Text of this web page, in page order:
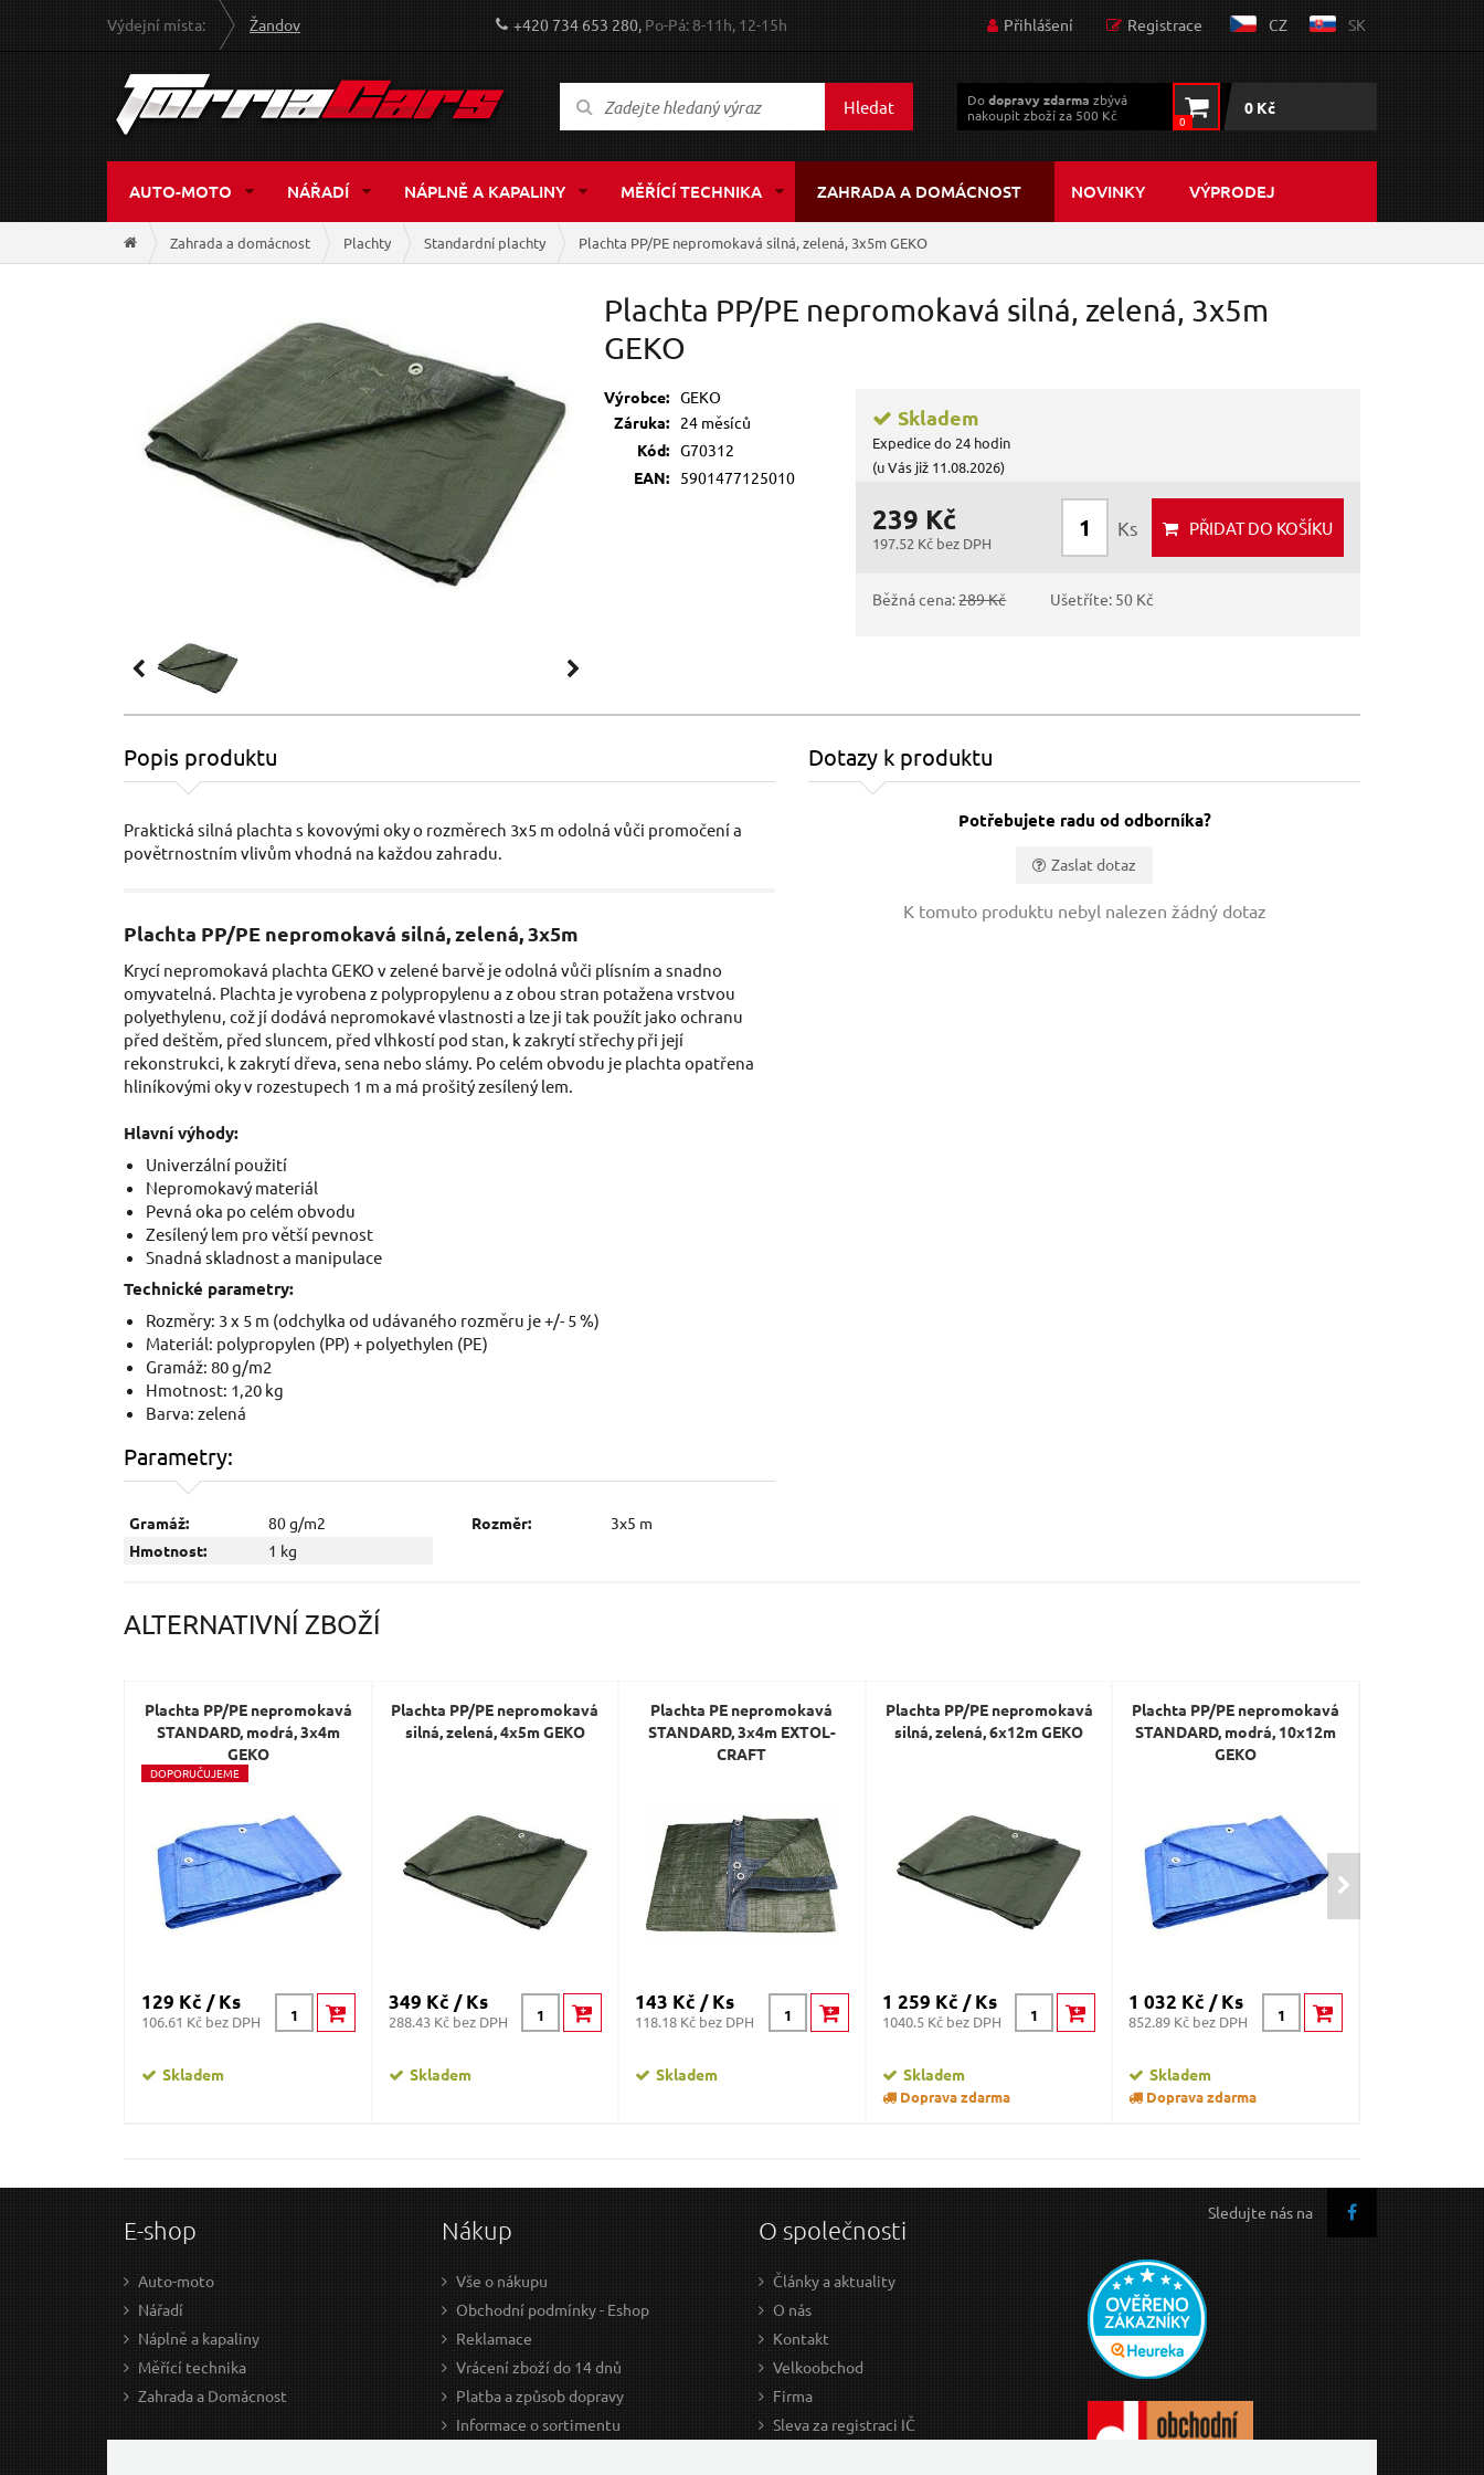
Výdejní místa: Žandov +420 734 653 280,Po-Pá: 8-11h, 12-15h Přihlášení Registrace CZ SK
Hledat Dodopravy zdarma zbývá
nakoupit zboží za 500 Kč
0
0 Kč
AUTO-MOTO NÁŘADÍ NÁPLNĚ A KAPALINY MĚŘÍCÍ TECHNIKA ZAHRADA A DOMÁCNOST NOVINKY VÝPRODEJ
Zahrada a domácnost Plachty Standardní plachty Plachta PP/PE nepromokavá silná, zelená, 3x5m GEKO
Plachta PP/PE nepromokavá silná, zelená, 3x5m
GEKO
Výrobce: GEKO
Záruka:
24 měsíců
Kód: G70312
EAN:
5901477125010
Skladem
Expedice do 24 hodin
(u Vás již 11.08.2026)
239 Kč
197.52 Kč bez DPH
Ks PŘIDATDO KOŠÍKU
Běžná cena:289 Kč Ušetříte: 50 Kč
Popis produktu
Praktická silná plachta s kovovými oky o rozměrech 3x5 m odolná vůči promočení a
povětrnostním vlivům vhodná na každou zahradu.
Plachta PP/PE nepromokavá silná, zelená, 3x5m
Krycí nepromokavá plachta GEKO v zelené barvě je odolná vůči plísním a snadno
omyvatelná. Plachta je vyrobena z polypropylenu a z obou stran potažena vrstvou
polyethylenu, což jí dodává nepromokavé vlastnosti a lze ji tak použít jako ochranu
před deštěm, před sluncem, před vlhkostí pod stan, k zakrytí střechy při její
rekonstrukci, k zakrytí dřeva, sena nebo slámy. Po celém obvodu je plachta opatřena
hliníkovými oky v rozestupech 1 m a má prošitý zesílený lem.
Hlavní výhody:
Univerzální použití
Nepromokavý materiál
Pevná oka po celém obvodu
Zesílený lem pro větší pevnost
Snadná skladnost a manipulace
Technické parametry:
Rozměry: 3 x 5 m (odchylka od udávaného rozměru je +/- 5 %)
Materiál: polypropylen (PP) + polyethylen (PE)
Gramáž: 80 g/m2
Hmotnost: 1,20 kg
Barva: zelená
Parametry:
Gramáž:
80 g/m2
Hmotnost:
1 kg
Rozměr: 3x5 m
Dotazy k produktu
Potřebujete radu od odborníka?
Zaslat dotaz
K tomuto produktu nebyl nalezen žádný dotaz
ALTERNATIVNÍ ZBOŽÍ
Plachta PP/PE nepromokavá
STANDARD, modrá, 3x4m
GEKO
DOPORUČUJEME
129 Kč / Ks
106.61 Kč bez DPH
Skladem
Plachta PP/PE nepromokavá
silná, zelená, 4x5m GEKO
349 Kč / Ks
288.43 Kč bez DPH
Skladem
Plachta PE nepromokavá
STANDARD, 3x4m EXTOL-
CRAFT
143 Kč / Ks
118.18 Kč bez DPH
Skladem
Plachta PP/PE nepromokavá
silná, zelená, 6x12m GEKO
1 259 Kč / Ks
1040.5 Kč bez DPH
Skladem
Doprava zdarma
Plachta PP/PE nepromokavá
STANDARD, modrá, 10x12m
GEKO
1 032 Kč / Ks
852.89 Kč bez DPH
Skladem
Doprava zdarma
Sledujte nás na
E-shop
Auto-moto
Nářadí
Náplně a kapaliny
Měřící technika
Zahrada a Domácnost
Nákup
Vše o nákupu
Obchodní podmínky - Eshop
Reklamace
Vrácení zboží do 14 dnů
Platba a způsob dopravy
Informace o sortimentu
O společnosti
Články a aktuality
O nás
Kontakt
Velkoobchod
Firma
Sleva za registraci IČ